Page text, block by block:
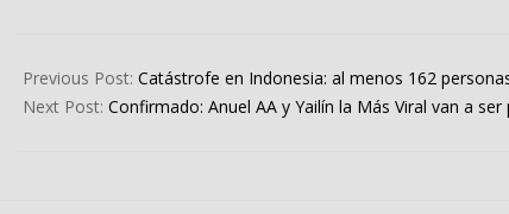
11-
22
Previous Post: Catástrofe en Indonesia: al menos 162
Next Post: Confirmado: Anuel AA y Yailín la Más Viral van a